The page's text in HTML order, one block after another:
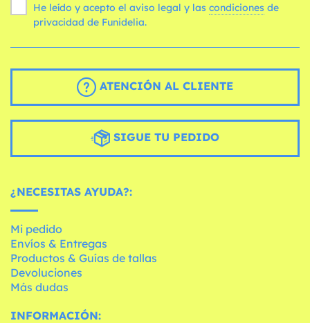
He leído y acepto el aviso legal y las condiciones
privacidad de Funidelia.
ATENCIÓN AL CLIENTE
SIGUE TU PEDIDO
¿NECESITAS AYUDA?:
Mi pedido
Envíos & Entregas
Productos & Guías de tallas
Devoluciones
Más dudas
INFORMACIÓN: